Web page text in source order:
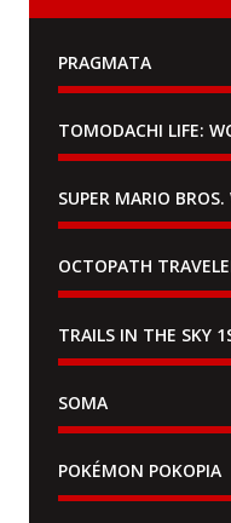
PRAGMATA
TOMODACHI LIFE:
OCTOPATH
TRAILS IN THE SKY
SOMA
POKÉMON POKOPIA